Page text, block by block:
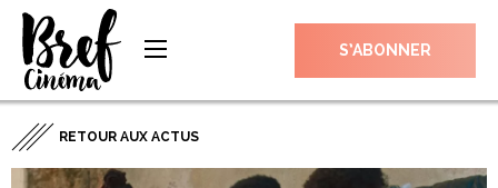
S’ABONNER
RETOUR AUX ACTUS